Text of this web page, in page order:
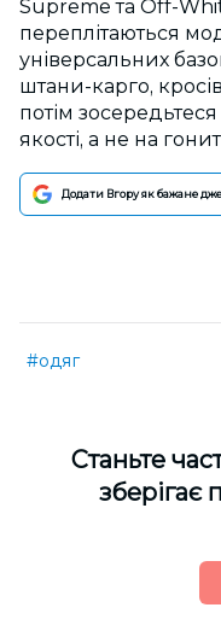
Supreme та Off-
переплітаються
універсальних
штани-карго,
потім зосередьтеся
якості, а не на
Додати Вгору як бажане
#одяг
Cтаньте
зберігає